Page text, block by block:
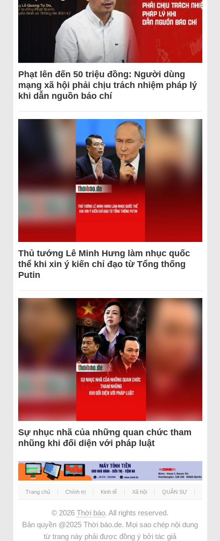
Phạt lên đến 50 triệu đồng: Người dùng
mạng xã hội phải chịu trách nhiệm pháp lý
khi dẫn nguồn báo chí
Thủ tướng Lê Minh Hưng làm nhục quốc
thể khi xin ý kiến chỉ đạo từ Tổng thống
Putin
Sự nhục nhã của những quan chức tham
nhũng khi đối diện với pháp luật
Trang chủ Chính trị Kinh tế Xã hội QUÂN SỰ
© 2026 Thời báo. All rights reserved.
Bản quyền @2025 Thời báo.de. Mọi sao chép nội dung
từ trang này phải được đồng ý bởi tác giả